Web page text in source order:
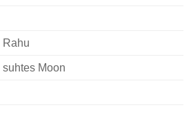
Rahu
suhtes Moon